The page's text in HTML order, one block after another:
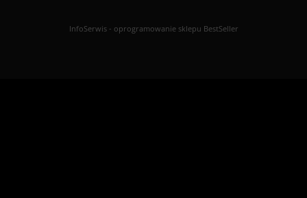
InfoSerwis- oprogramowanie sklepu BestSeller